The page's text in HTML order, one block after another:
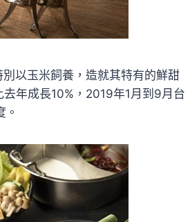
以玉米飼養，造就其特有的鮮甜
年成長10%，2019年1月到9月台